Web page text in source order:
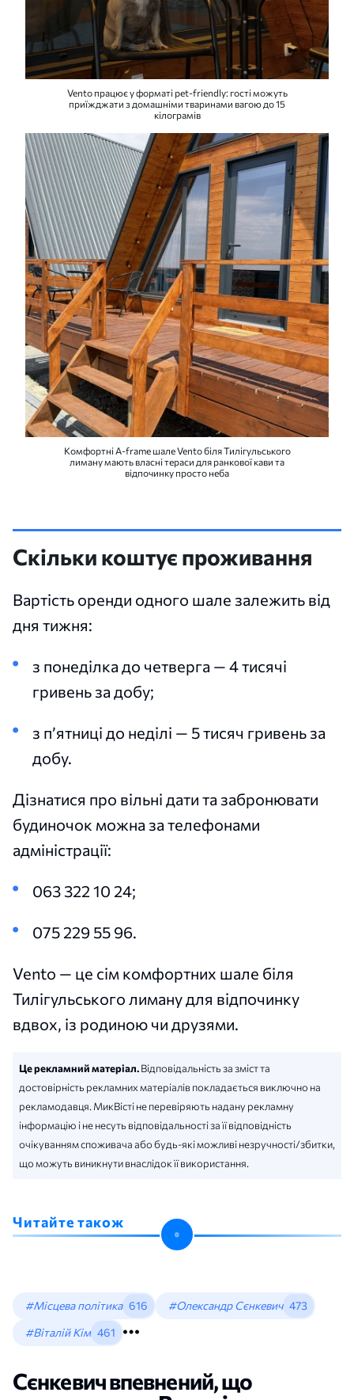
Vento працює у форматі pet-friendly: гості можуть
приїжджати з домашніми тваринами вагою до 15
кілограмів
Комфортні A-frame шале Vento біля Тилігульського
лиману мають власні тераси для ранкової кави та
відпочинку просто неба
Скільки коштує проживання
Вартість оренди одного шале залежить від
дня тижня:
з понеділка до четверга — 4 тисячі
гривень за добу;
з п’ятниці до неділі — 5 тисяч гривень за
добу.
Дізнатися про вільні дати та забронювати
будиночок можна за телефонами
адміністрації:
063 322 10 24;
075 229 55 96.
Vento — це сім комфортних шале біля
Тилігульського лиману для відпочинку
вдвох, із родиною чи друзями.
Це рекламний матеріал.Відповідальність за зміст та
достовірність рекламних матеріалів покладається виключно на
рекламодавця. МикВісті не перевіряють надану рекламну
інформацію і не несуть відповідальності за її відповідність
очікуванням споживача або будь-які можливі незручності/збитки,
що можуть виникнути внаслідок її використання.
Читайте також
#Місцева політика 616 #Олександр Сєнкевич 473
#Віталій Кім 461
Сєнкевич впевнений, що